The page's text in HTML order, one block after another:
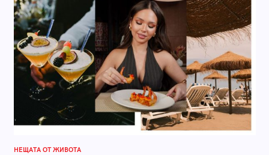
НЕЩАТА ОТ ЖИВОТА